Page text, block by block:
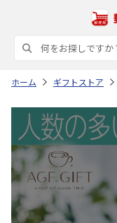
ホーム ギフトストア